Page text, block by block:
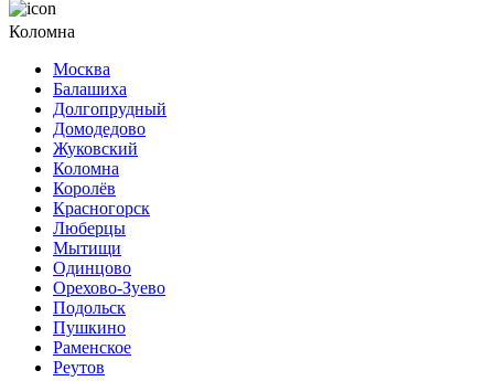
Коломна
Москва
Балашиха
Долгопрудный
Домодедово
Жуковский
Коломна
Королёв
Красногорск
Люберцы
Мытищи
Одинцово
Орехово-Зуево
Подольск
Пушкино
Раменское
Реутов